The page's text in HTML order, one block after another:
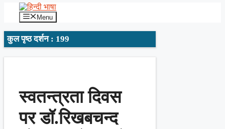
Menu
कुल पृष्ठ दर्शन : 199
स्वतन्त्रता दिवस
पर डॉ.रिखबचन्द